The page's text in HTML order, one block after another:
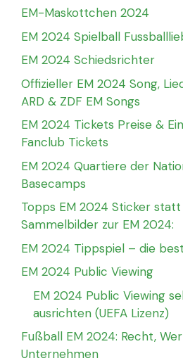
EM-Maskottchen 2024
EM 2024 Spielball
EM 2024 Schiedsrichter
Offizieller EM 2024 Song,
ARD & ZDF EM Songs
EM 2024 Tickets Preise &
Fanclub Tickets
EM 2024 Quartiere der
Basecamps
Topps EM 2024 Sticker statt
Sammelbilder zur EM 2024:
EM 2024 Tippspiel – die
EM 2024 Public Viewing
EM 2024 Public Viewing
ausrichten (UEFA Lizenz)
Fußball EM 2024: Recht,
Unternehmen